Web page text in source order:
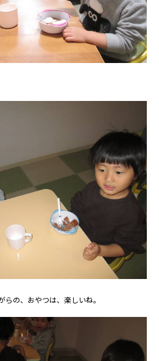
の、おやつは、楽しいね。